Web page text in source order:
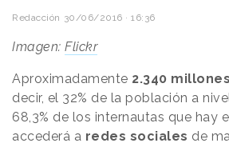
Redacción 30/06/2016 · 16:36
Imagen: Flickr
Aproximadamente 2.340
decir, el 32% de la población a
68,3% de los internautas que hay
accederá a redes sociales de